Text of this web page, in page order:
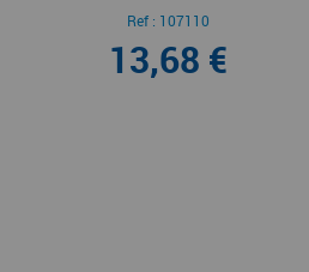
Ref : 107110
13,68 €